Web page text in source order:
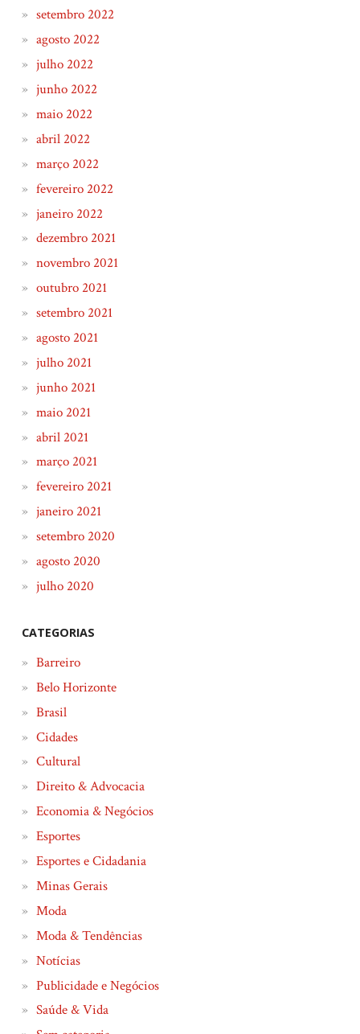
setembro 2022
agosto 2022
julho 2022
junho 2022
maio 2022
abril 2022
março 2022
fevereiro 2022
janeiro 2022
dezembro 2021
novembro 2021
outubro 2021
setembro 2021
agosto 2021
julho 2021
junho 2021
maio 2021
abril 2021
março 2021
fevereiro 2021
janeiro 2021
setembro 2020
agosto 2020
julho 2020
CATEGORIAS
Barreiro
Belo Horizonte
Brasil
Cidades
Cultural
Direito & Advocacia
Economia & Negócios
Esportes
Esportes e Cidadania
Minas Gerais
Moda
Moda & Tendências
Notícias
Publicidade e Negócios
Saúde & Vida